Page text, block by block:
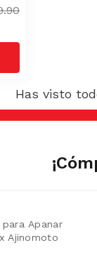
Has visto
Apanar
Ajinomoto